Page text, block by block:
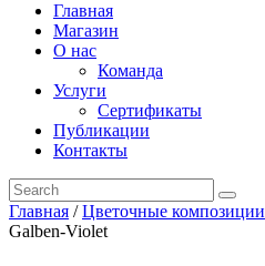
Главная
Магазин
О нас
Команда
Услуги
Сертификаты
Публикации
Контакты
Главная /Цветочные композиции
Galben-Violet